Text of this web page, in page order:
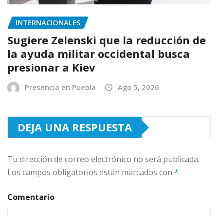
INTERNACIONALES
Sugiere Zelenski que la reducción de
la ayuda militar occidental busca
presionar a Kiev
Presencia en Puebla Ago 5, 2026
DEJA UNA RESPUESTA
Tu dirección de correo electrónico no será publicada.
Los campos obligatorios están marcados con *
Comentario